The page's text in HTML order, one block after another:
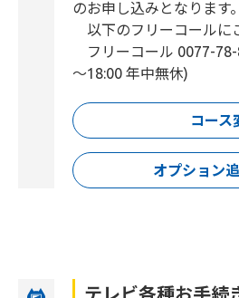
のお申し込みとなります。
以下のフリーコールに
フリーコール 0077-78-
～18:00 年中無休)
コース
オプション